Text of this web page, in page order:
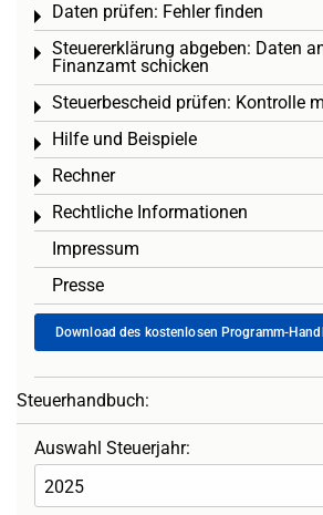
Daten prüfen: Fehler finden
Toggle menu
Steuererklärung abgeben: Daten
Finanzamt schicken
Toggle menu
Steuerbescheid prüfen: Kontrolle
Toggle menu
Hilfe und Beispiele
Toggle menu
Rechner
Toggle menu
Rechtliche Informationen
Toggle menu
Impressum
Presse
Download des kostenlosen Programm-
Steuerhandbuch:
Auswahl Steuerjahr: